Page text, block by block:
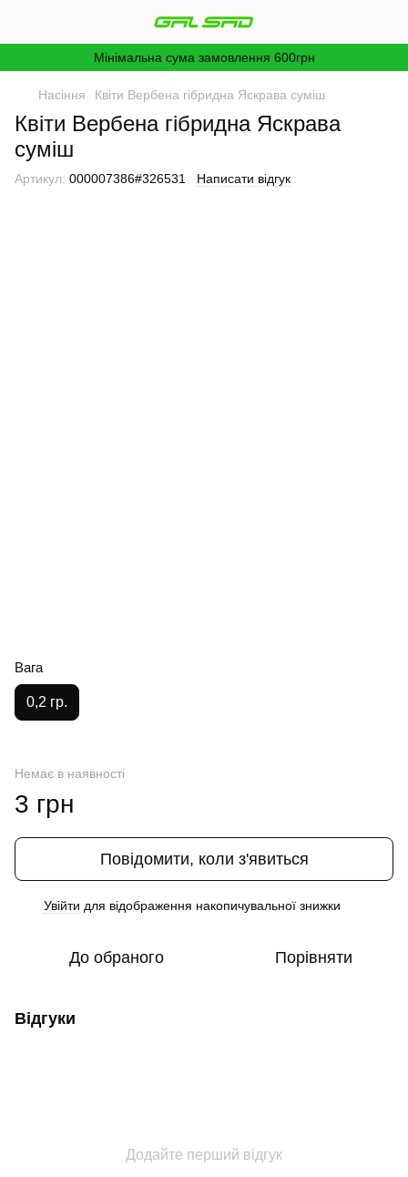
Мінімальна сума замовлення 600грн
Насіння Квіти Вербена гібридна Яскрава суміш
Квіти Вербена гібридна Яскрава
суміш
Артикул: 000007386#326531 Написати відгук
Вага
0,2 гр.
Немає в наявності
3 грн
Повідомити, коли з'явиться
Увійти для відображення накопичувальної знижки
До обраного Порівняти
Відгуки
Додайте перший відгук